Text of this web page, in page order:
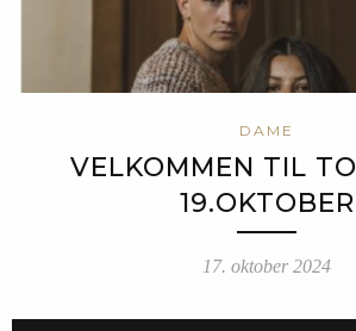
DAME
VELKOMMEN TIL
19.OKTOBER
17. oktober 2024